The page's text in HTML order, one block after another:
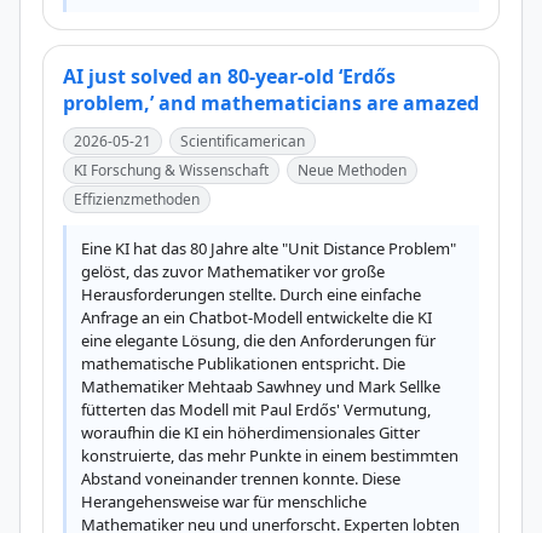
AI just solved an 80-year-old ‘Erdős
problem,’ and mathematicians are amazed
2026-05-21
Scientificamerican
KI Forschung & Wissenschaft
Neue Methoden
Effizienzmethoden
Eine KI hat das 80 Jahre alte "Unit Distance Problem"
gelöst, das zuvor Mathematiker vor große
Herausforderungen stellte. Durch eine einfache
Anfrage an ein Chatbot-Modell entwickelte die KI
eine elegante Lösung, die den Anforderungen für
mathematische Publikationen entspricht. Die
Mathematiker Mehtaab Sawhney und Mark Sellke
fütterten das Modell mit Paul Erdős' Vermutung,
woraufhin die KI ein höherdimensionales Gitter
konstruierte, das mehr Punkte in einem bestimmten
Abstand voneinander trennen konnte. Diese
Herangehensweise war für menschliche
Mathematiker neu und unerforscht. Experten lobten